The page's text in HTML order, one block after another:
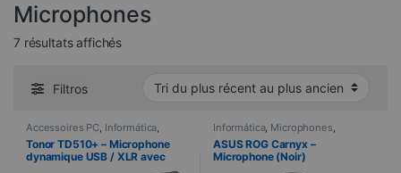
Microphones
7 résultats affichésTrié du plus récent au plus ancien
Filtros
Accessoires PC, Informática,
Microphones, Dispositivos
periféricos
Tonor TD510+ – Microphone
dynamique USB / XLR avec
Informática, Microphones,
Dispositivos periféricos
ASUS ROG Carnyx –
Microphone (Noir)